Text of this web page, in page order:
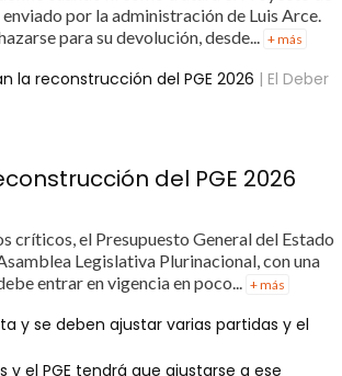
por la administración de Luis Arce.
para su devolución, desde... + más
la reconstrucción del PGE 2026 | El Deber
del PGE 2026
críticos, el Presupuesto General del Estado
Legislativa Plurinacional, con una
entrar en vigencia en poco...
+ más
y se deben ajustar varias partidas y el
el PGE tendrá que ajustarse a ese